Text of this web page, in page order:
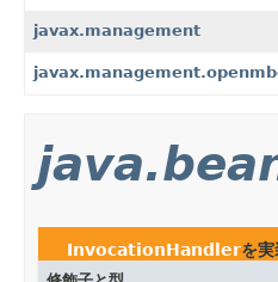
javax.management
InvocationHandlerを